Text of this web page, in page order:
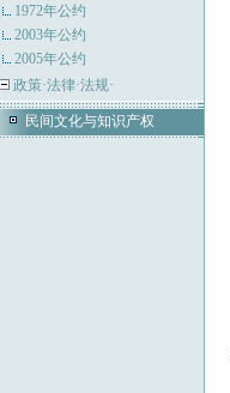
1972年公约
2003年公约
2005年公约
政策·法律·法规·
民间文化与知识产权